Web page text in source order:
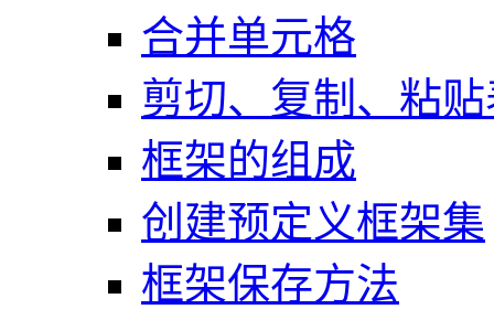
合并单元格
剪切、复制、粘
框架的组成
创建预定义框架集
框架保存方法